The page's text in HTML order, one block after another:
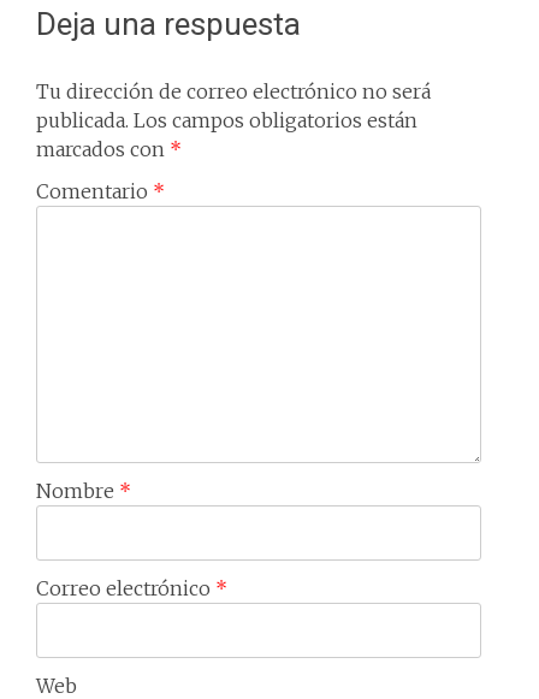
Deja una respuesta
Tu dirección de correo electrónico no será
publicada. Los campos obligatorios están
marcados con *
Comentario *
Nombre *
Correo electrónico *
Web